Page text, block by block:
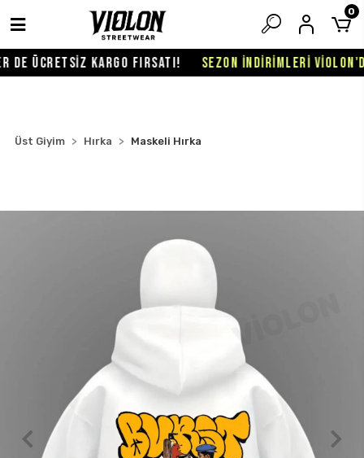
ÜCRETSİZ KARGO FIRSATI! SEZON İNDİRİMLERİ VİOLON'DA
0
Üst Giyim Hırka Maskeli Hırka